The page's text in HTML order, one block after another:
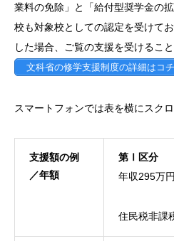
入試情報
支援制度
アクセス
業料の免除」と「給付型奨学金の
校も対象校としての認定を受けて
した場合、ご覧の支援を受けること
文科省の修学支援制度の詳細はコ
スマートフォンでは表を横にスクロ
支援額の例
／年額
第Ⅰ区分
年収295万
住民税非課